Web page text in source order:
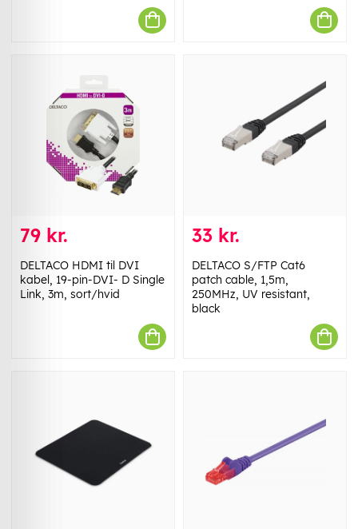
79 kr.
DELTACO HDMI til DVI
kabel, 19-pin-DVI- D Single
Link, 3m, sort/hvid
33 kr.
DELTACO S/FTP Cat6
patch cable, 1,5m,
250MHz, UV resistant,
black